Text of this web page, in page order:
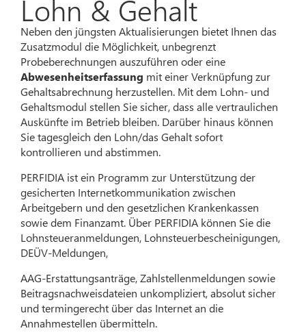
Lohn & Gehalt
Neben den jüngsten Aktualisierungen bietet Ihnen das
Zusatzmodul die Möglichkeit, unbegrenzt
Probeberechnungen auszuführen oder eine
Abwesenheitserfassung mit einer Verknüpfung zur
Gehaltsabrechnung herzustellen. Mit dem Lohn- und
Gehaltsmodul stellen Sie sicher, dass alle vertraulichen
Auskünfte im Betrieb bleiben. Darüber hinaus können
Sie tagesgleich den Lohn/das Gehalt sofort
kontrollieren und abstimmen.
PERFIDIA ist ein Programm zur Unterstützung der
gesicherten Internetkommunikation zwischen
Arbeitgebern und den gesetzlichen Krankenkassen
sowie dem Finanzamt. Über PERFIDIA können Sie die
Lohnsteueranmeldungen, Lohnsteuerbescheinigungen,
DEÜV-Meldungen,
AAG-Erstattungsanträge, Zahlstellenmeldungen sowie
Beitragsnachweisdateien unkompliziert, absolut sicher
und termingerecht über das Internet an die
Annahmestellen übermitteln.